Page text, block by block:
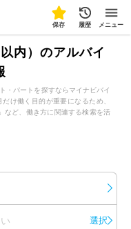
保存 履歴 メニュー
内）のアルバイ
・パートを探すならマイナビバイ
け働く目的が重要になるため、
など、働き方に関連する検索を活
選択